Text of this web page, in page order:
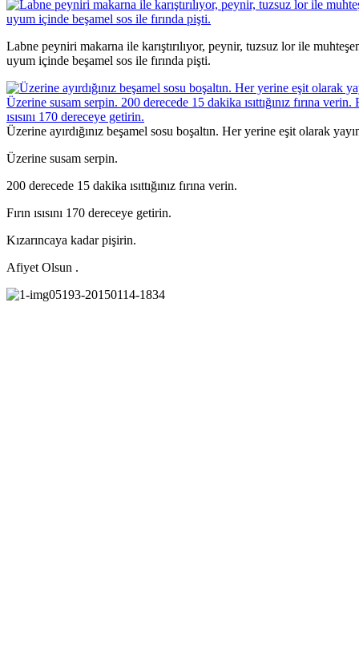
Labne peyniri makarna ile karıştırılıyor, peynir, tuzsuz lor ile
uyum içinde beşamel sos ile fırında pişti.
Üzerine ayırdığınız beşamel sosu boşaltın. Her yerine eşit olarak
Üzerine susam serpin.
200 derecede 15 dakika ısıttığınız fırına verin.
Fırın ısısını 170 dereceye getirin.
Kızarıncaya kadar pişirin.
Afiyet Olsun .